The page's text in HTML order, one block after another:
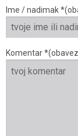
Ime / nadimak
Komentar